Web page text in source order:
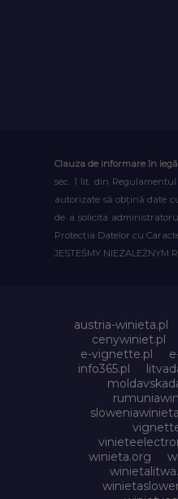
Clauza de informare în
sec. 1 lit. din
autorizate să obțină date
de a solicita
Protecția Datelor cu
JESTEŚMY NIEZALEŻNYM
austria-winieta.pl
cenywiniet.pl
e-vignette.pl
info365.pl
winieta.org